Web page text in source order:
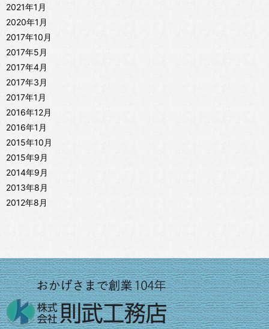
2021年1月
2020年1月
2017年10月
2017年5月
2017年4月
2017年3月
2017年1月
2016年12月
2016年1月
2015年10月
2015年9月
2014年9月
2013年8月
2012年8月